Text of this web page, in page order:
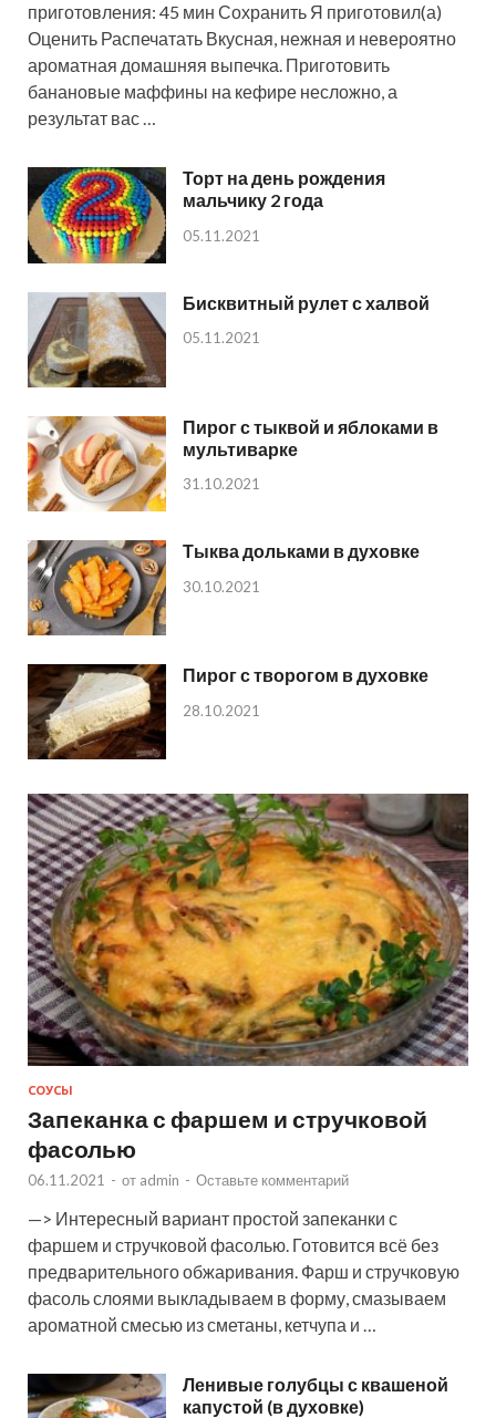
приготовления: 45 мин Сохранить Я приготовил(а)
Оценить Распечатать Вкусная, нежная и невероятно
ароматная домашняя выпечка. Приготовить
банановые маффины на кефире несложно, а
результат вас …
Торт на день рождения
мальчику 2 года
05.11.2021
Бисквитный рулет с халвой
05.11.2021
Пирог с тыквой и яблоками в
мультиварке
31.10.2021
Тыква дольками в духовке
30.10.2021
Пирог с творогом в духовке
28.10.2021
СОУСЫ
Запеканка с фаршем и стручковой
фасолью
06.11.2021 - от admin - Оставьте комментарий
—> Интересный вариант простой запеканки с
фаршем и стручковой фасолью. Готовится всё без
предварительного обжаривания. Фарш и стручковую
фасоль слоями выкладываем в форму, смазываем
ароматной смесью из сметаны, кетчупа и …
Ленивые голубцы с квашеной
капустой (в духовке)